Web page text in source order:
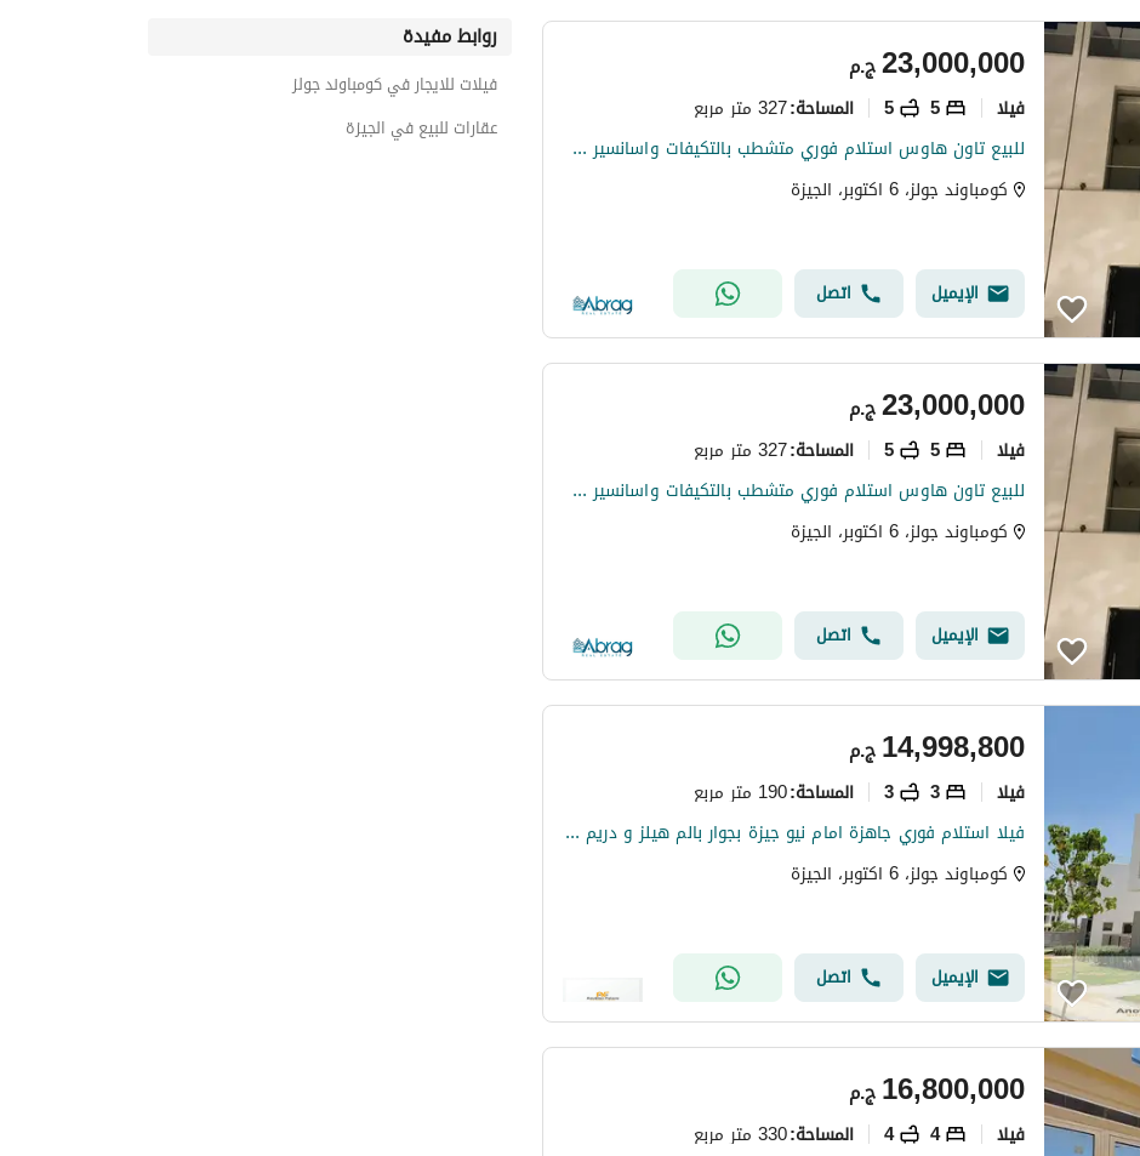
ج.م23,000,000
فیلا 5
5 المساحة:327 متر مربع
للبيع تاون هاوس استلام فوري متشطب بالتكيفات واسانسير كمبوند جولز علي البحيرة 6 اكتوبر توسعات شرقية
كومباوند جولز، 6 اكتوبر، الجيزة
الإيميل اتصل
ج.م23,000,000
فیلا 5
5 المساحة:327 متر مربع
للبيع تاون هاوس استلام فوري متشطب بالتكيفات واسانسير كمبوند جولز علي البحيرة 6 اكتوبر توسعات شرقية
كومباوند جولز، 6 اكتوبر، الجيزة
الإيميل اتصل
ج.م14,998,800
فیلا 3
3 المساحة:190 متر مربع
فيلا استلام فوري جاهزة امام نيو جيزة بجوار بالم هيلز و دريم لاند في اكتوبر بافضل سعر في السوق
كومباوند جولز، 6 اكتوبر، الجيزة
الإيميل اتصل
ج.م16,800,000
فیلا 4
4 المساحة:330 متر مربع
روابط مفيدة
فيلات للايجار في كومباوند جولز
عقارات للبيع في الجيزة